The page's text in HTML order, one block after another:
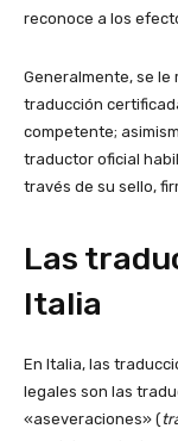
reconoce a los
Generalmente, se le
traducción
competente;
traductor oficial
través de su sello,
Las
Italia
En Italia, las
legales son las
«aseveraciones» (